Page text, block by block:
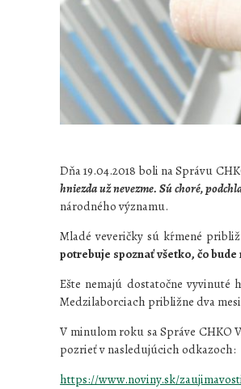
Dňa 19.04.2018 boli na Správu
hniezda už nevezme. Sú choré,
národného významu.
Mladé veveričky sú kŕmené
potrebuje spoznať všetko, čo
Ešte nemajú dostatočne vyvinuté
Medzilaborciach približne dva
V minulom roku sa Správe CHKO
pozrieť v nasledujúcich odkazoch:
https://www.noviny.sk/